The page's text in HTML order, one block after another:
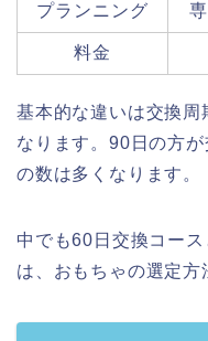
プランニング
料金
基本的な違いは交換周
なります。90日の方
の数は多くなります。
中でも60日交換コー
は、おもちゃの選定方